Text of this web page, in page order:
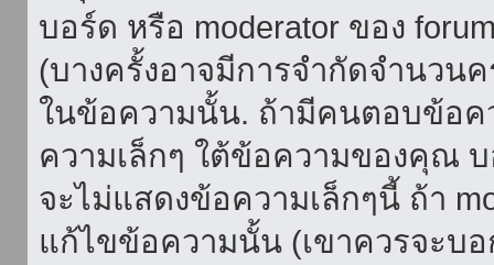
บอร์ด หรือ moderator ของ
(บางครั้งอาจมีการจำกัดจำนวน
ในข้อความนั้น. ถ้ามีคนตอบข้อ
ความเล็กๆ ใต้ข้อความของคุณ
จะไม่แสดงข้อความเล็กๆนี้ ถ้า
แก้ไขข้อความนั้น (เขาควรจะบ